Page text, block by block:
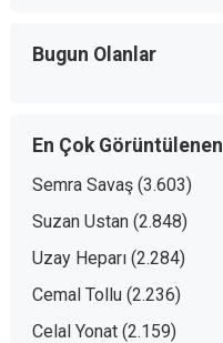
Bugun Olanlar
En Çok Görüntülenen
Semra Savaş (3.603)
Suzan Ustan (2.848)
Uzay Heparı (2.284)
Cemal Tollu (2.236)
Celal Yonat (2.159)